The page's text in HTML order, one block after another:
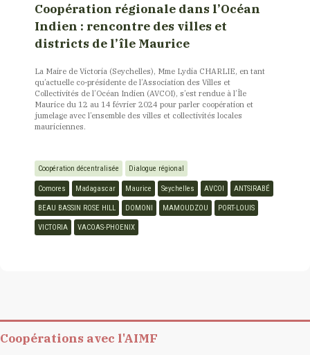
Coopération régionale dans l’Océan
Indien : rencontre des villes et
districts de l’île Maurice
La Maire de Victoria (Seychelles), Mme Lydia CHARLIE, en tant
qu’actuelle co-présidente de l’Association des Villes et
Collectivités de l’Océan Indien (AVCOI), s’est rendue à l’Île
Maurice du 12 au 14 février 2024 pour parler coopération et
jumelage avec l’ensemble des villes et collectivités locales
mauriciennes.
Coopération décentralisée Dialogue régional
Comores Madagascar Maurice Seychelles AVCOI ANTSIRABÉ
BEAU BASSIN ROSE HILL DOMONI MAMOUDZOU PORT-LOUIS
VICTORIA VACOAS-PHOENIX
Coopérations avec l'AIMF